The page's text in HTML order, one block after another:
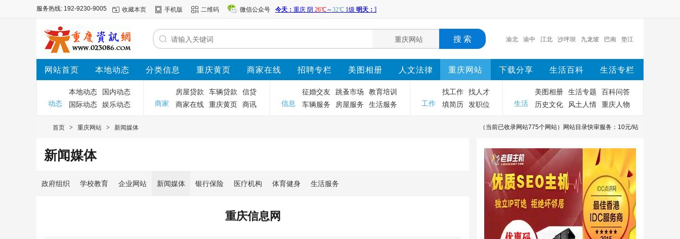
服务热线: 192-9230-9005 收藏本页 手机版 二维码 微信公众号
渝北 渝中 江北 沙坪坝 九龙坡 巴南 垫江
长寿 忠县 重庆
网站首页
本地动态 分类信息 重庆黄页 商家在线 招聘专栏 美图相册 人文法律 重庆网站 下载分享 生活百科 生活专栏
动态
本地动态 国内动态
国际动态 娱乐动态 商家
房屋贷款 车辆贷款 信贷
商家在线 重庆黄页 商讯 信息
征婚交友 跳蚤市场 教育培训
车辆服务 房屋服务 生活服务 工作
找工作 找人才
填简历 发职位 生活
美图相册 生活专题 百科问答
历史文化 风土人情 重庆人物
首页 > 重庆网站 > 新闻媒体 （当前已收录网站775个网站）网站目录快审服务：10元/站
新闻媒体
政府组织 学校教育 企业网站 新闻媒体 银行保险 医疗机构 体育健身 生活服务
重庆信息网